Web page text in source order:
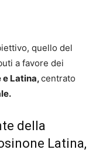
quello del
a favore dei
e Latina,centrato
della
Latina,